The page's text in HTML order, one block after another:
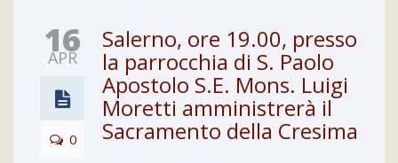
16
APR
0
Salerno, ore 19.00, presso
la parrocchia di S. Paolo
Apostolo S.E. Mons. Luigi
Moretti amministrerà il
Sacramento della Cresima